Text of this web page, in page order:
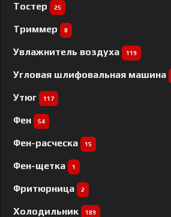
Тостер 25
Триммер 8
Увлажнитель воздуха 119
Угловая шлифовальная машина
Утюг 117
Фен 54
Фен-расческа 15
Фен-щетка 1
Фритюрница 2
Холодильник 189